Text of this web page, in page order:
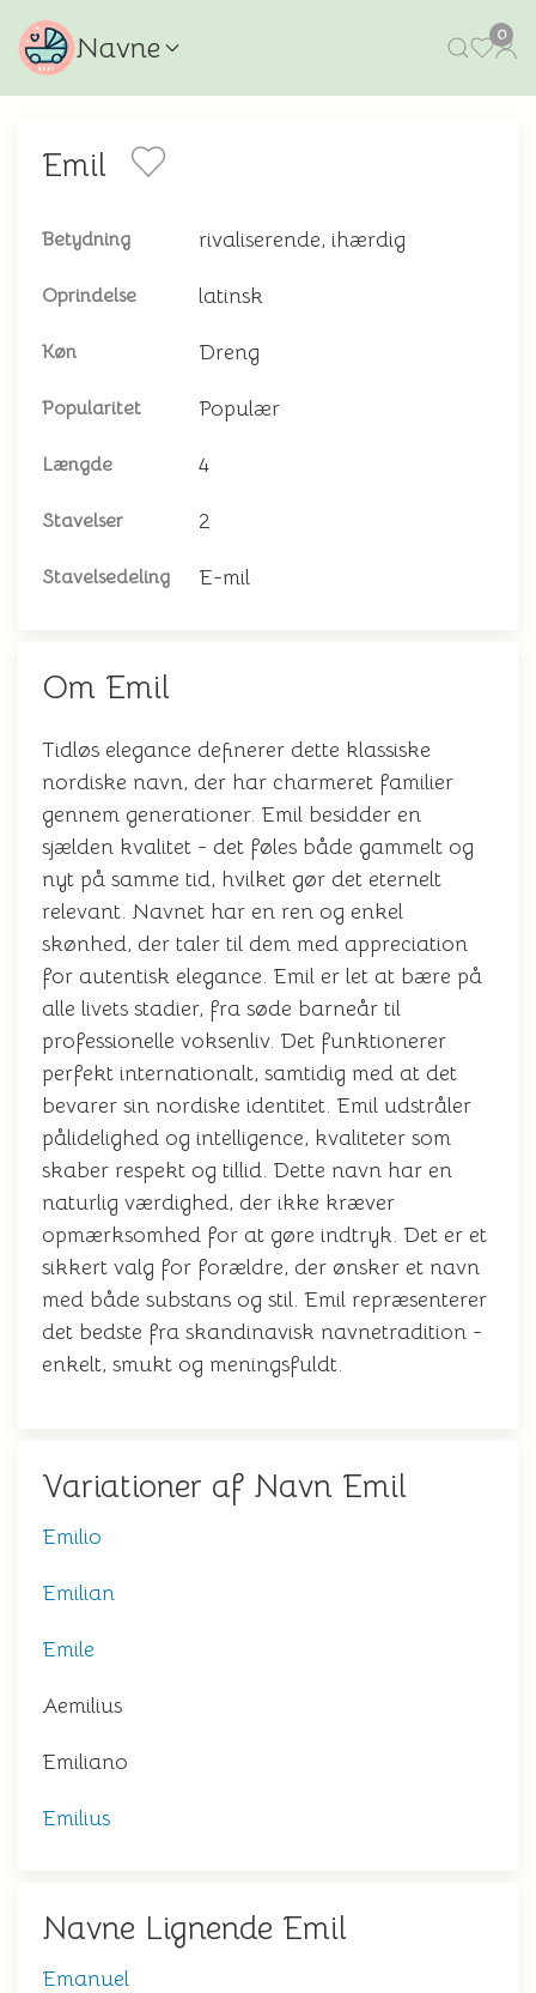
Navne 0
Emil
Betydning rivaliserende, ihærdig
Oprindelse latinsk
Køn Dreng
Popularitet Populær
Længde 4
Stavelser 2
Stavelsedeling E-mil
Om Emil
Tidløs elegance definerer dette klassiske
nordiske navn, der har charmeret familier
gennem generationer. Emil besidder en
sjælden kvalitet - det føles både gammelt og
nyt på samme tid, hvilket gør det eternelt
relevant. Navnet har en ren og enkel
skønhed, der taler til dem med appreciation
for autentisk elegance. Emil er let at bære på
alle livets stadier, fra søde barneår til
professionelle voksenliv. Det funktionerer
perfekt internationalt, samtidig med at det
bevarer sin nordiske identitet. Emil udstråler
pålidelighed og intelligence, kvaliteter som
skaber respekt og tillid. Dette navn har en
naturlig værdighed, der ikke kræver
opmærksomhed for at gøre indtryk. Det er et
sikkert valg for forældre, der ønsker et navn
med både substans og stil. Emil repræsenterer
det bedste fra skandinavisk navnetradition -
enkelt, smukt og meningsfuldt.
Variationer af Navn Emil
Emilio
Emilian
Emile
Aemilius
Emiliano
Emilius
Navne Lignende Emil
Emanuel